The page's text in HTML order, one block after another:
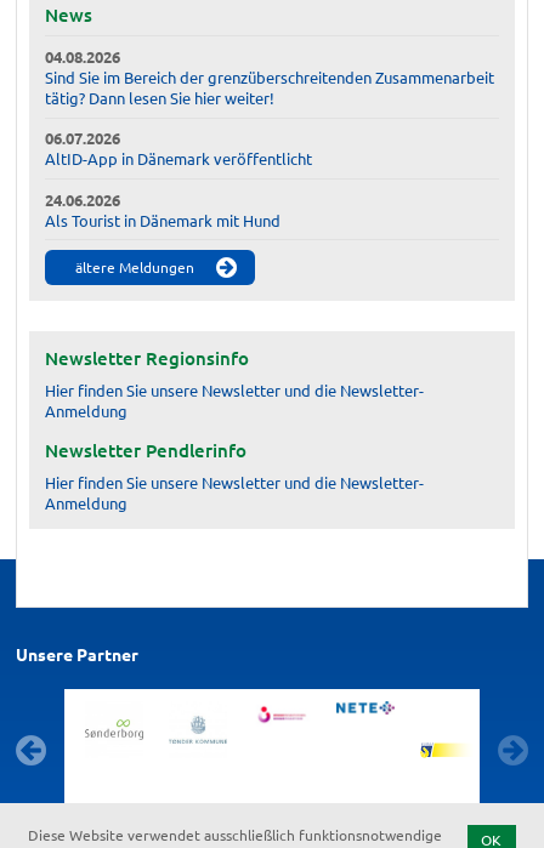
News
04.08.2026
Sind Sie im Bereich der grenzüberschreitenden Zusammenarbeit
tätig? Dann lesen Sie hier weiter!
06.07.2026
AltID-App in Dänemark veröffentlicht
24.06.2026
Als Tourist in Dänemark mit Hund
ältere Meldungen
Newsletter Regionsinfo
Hier finden Sie unsere Newsletter und die Newsletter-
Anmeldung
Newsletter Pendlerinfo
Hier finden Sie unsere Newsletter und die Newsletter-
Anmeldung
Unsere Partner
OK
Diese Website verwendet ausschließlich funktionsnotwendige